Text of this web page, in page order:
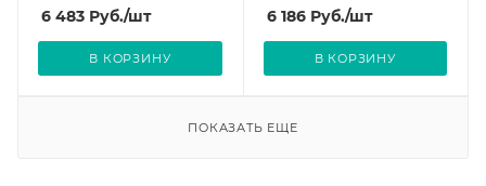
6 483 Руб./шт
В КОРЗИНУ
6 186Руб./шт
В КОРЗИНУ
ПОКАЗАТЬ ЕЩЕ